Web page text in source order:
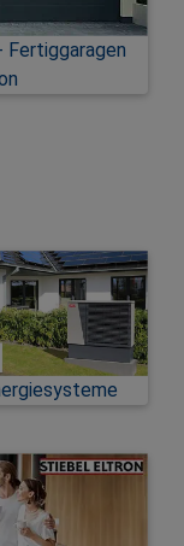
Fertiggaragen